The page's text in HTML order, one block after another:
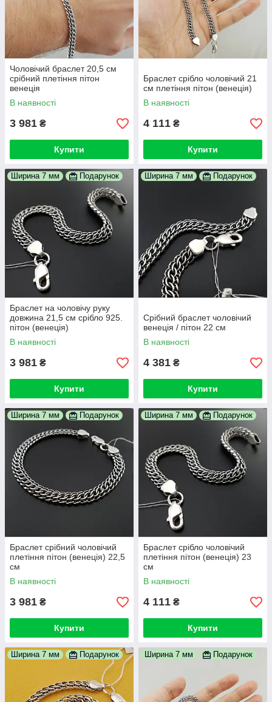
Чоловічий браслет 20,5 см
срібний плетіння пітон
венеція
В наявності
3 981 ₴
Купити
Браслет срібло чоловічий 21
см плетіння пітон (венеція)
В наявності
4 111 ₴
Купити
Ширина 7 мм Подарунок
Браслет на чоловічу руку
довжина 21,5 см срібло 925.
пітон (венеція)
В наявності
3 981 ₴
Купити
Ширина 7 мм Подарунок
Срібний браслет чоловічий
венеція / пітон 22 см
В наявності
4 381 ₴
Купити
Ширина 7 мм Подарунок
Браслет срібний чоловічий
плетіння пітон (венеція) 22,5
см
В наявності
3 981 ₴
Купити
Ширина 7 мм Подарунок
Браслет срібло чоловічий
плетіння пітон (венеція) 23
см
В наявності
4 111 ₴
Купити
Ширина 7 мм Подарунок Ширина 7 мм Подарунок